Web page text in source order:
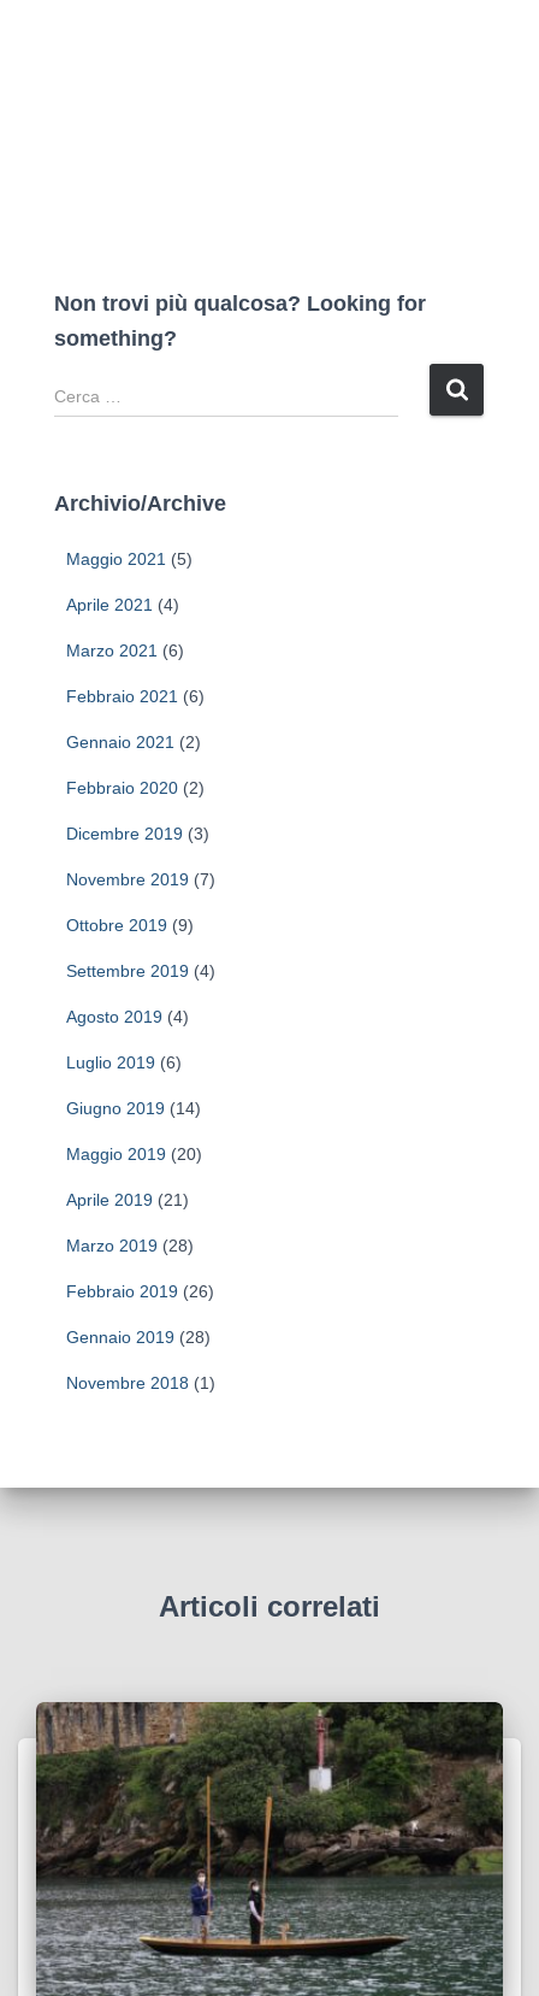
Non trovi più qualcosa? Looking for
something?
R
i
Archivio/Archive
Maggio 2021 (5)
Aprile 2021 (4)
Marzo 2021 (6)
Febbraio 2021 (6)
Gennaio 2021 (2)
Febbraio 2020 (2)
Dicembre 2019 (3)
Novembre 2019 (7)
Ottobre 2019 (9)
Settembre 2019 (4)
Agosto 2019 (4)
Luglio 2019 (6)
Giugno 2019 (14)
Maggio 2019 (20)
Aprile 2019 (21)
Marzo 2019 (28)
Febbraio 2019 (26)
Gennaio 2019 (28)
Novembre 2018 (1)
Articoli correlati